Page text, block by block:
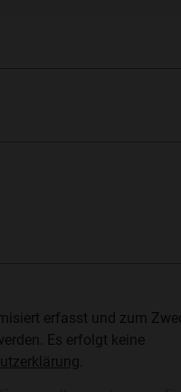
erfasst und zum
Es erfolgt keine